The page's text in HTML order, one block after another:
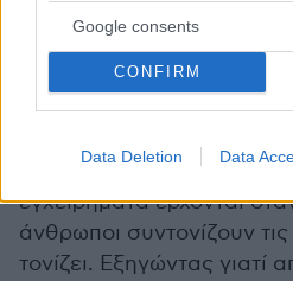
Google consents
CONFIRM
Data Deletion Data
Η ίδια επισημαίνει ότι
δεν μπορεί να
καταθέσεις πολιτών.
συμβάλλουμε και εμείς.
εγχειρήματα έρχονται
άνθρωποι συντονίζουν
τονίζει. Εξηγώντας γιατί